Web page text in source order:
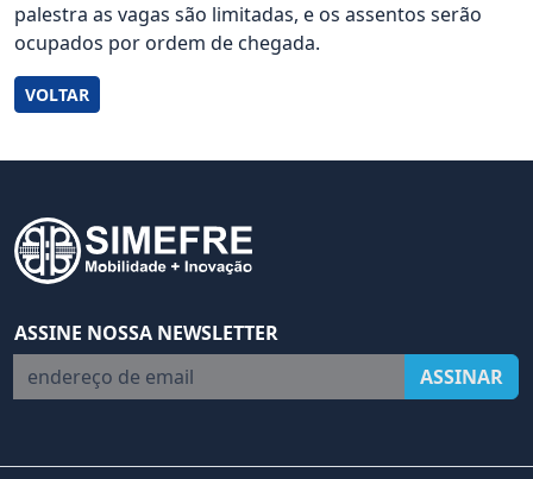
palestra as vagas são limitadas, e os assentos serão
ocupados por ordem de chegada.
VOLTAR
ASSINE NOSSA NEWSLETTER
endereço de email
ASSINAR